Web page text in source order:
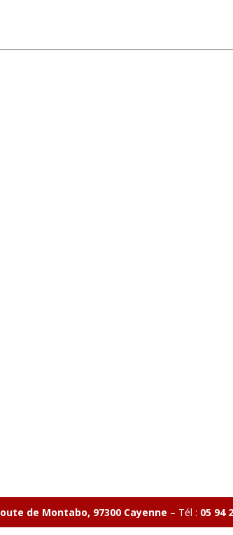
de Montabo, 97300 Cayenne – Tél : 05 94